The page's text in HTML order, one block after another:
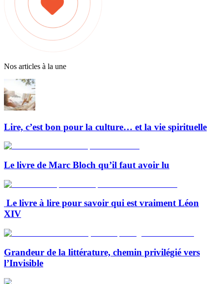
Nos articles à la une
Lire, c’est bon pour la culture… et la vie spirituelle
Le livre de Marc Bloch qu’il faut avoir lu
Le livre à lire pour savoir qui est vraiment Léon
XIV
Grandeur de la littérature, chemin privilégié vers
l’Invisible